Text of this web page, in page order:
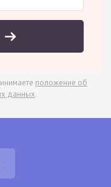
положение об
данных.